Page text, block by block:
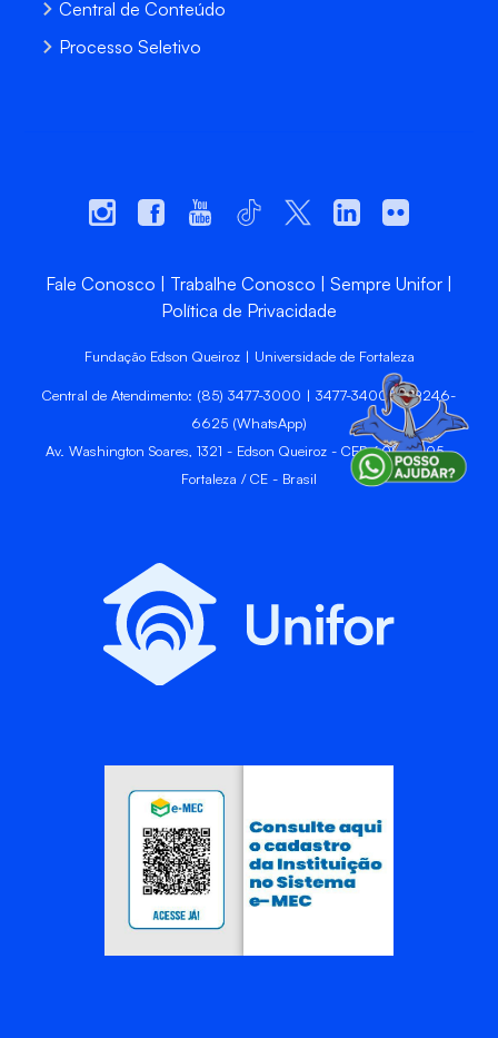
Central de Conteúdo
Processo Seletivo
Fale Conosco Trabalhe Conosco
Sempre Unifor
Política de Privacidade
Fundação Edson Queiroz | Universidade de Fortaleza
Central de Atendimento: (85) 3477-3000 | 3477-3400 | 99246-
6625 (WhatsApp)
Av. Washington Soares, 1321 - Edson Queiroz - CEP 60811-905 -
Fortaleza / CE - Brasil